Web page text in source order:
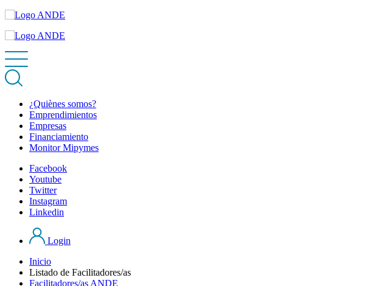
¿Quiènes somos?
Emprendimientos
Empresas
Financiamiento
Monitor Mipymes
Facebook
Youtube
Twitter
Instagram
Linkedin
Login
Inicio
Listado de Facilitadores/as
Facilitadores/as ANDE